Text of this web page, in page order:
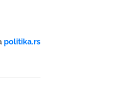
politika.rs